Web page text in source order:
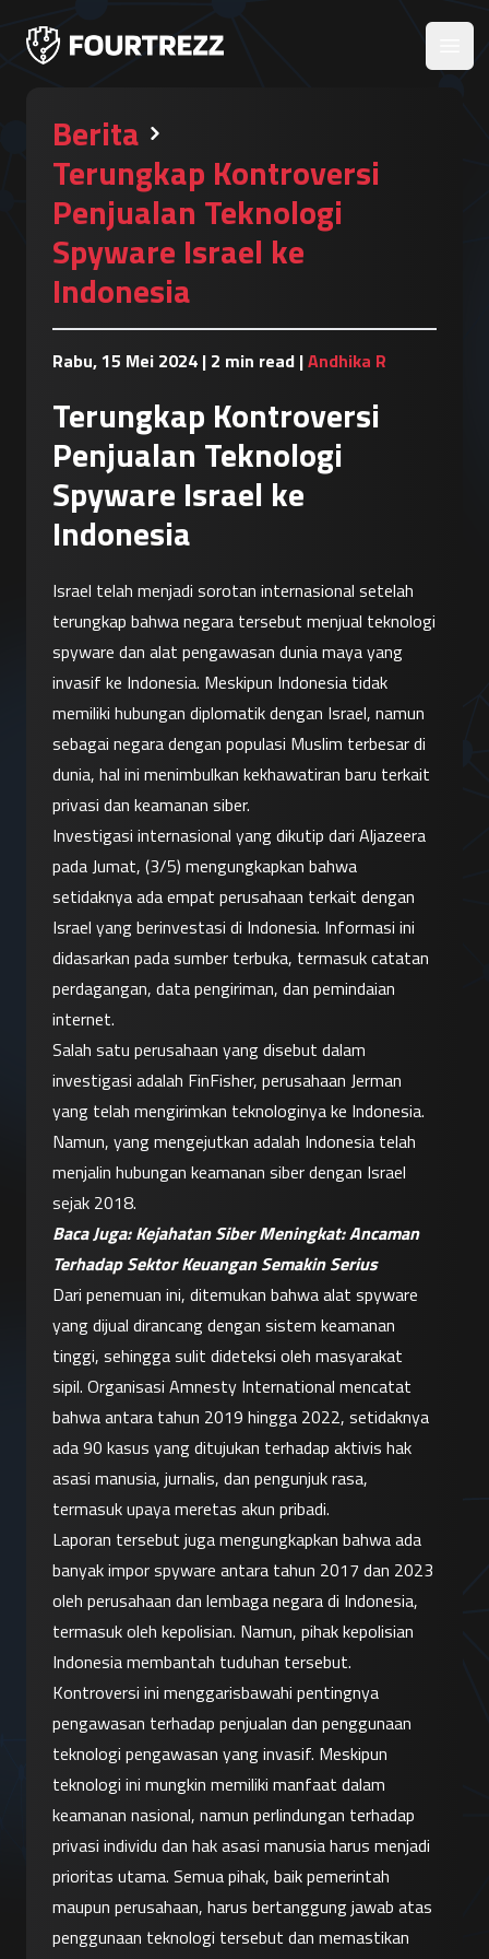
Berita
Terungkap Kontroversi
Penjualan Teknologi
Spyware Israel ke
Indonesia
Rabu, 15 Mei 2024 | 2 min read |Andhika R
Terungkap Kontroversi
Penjualan Teknologi
Spyware Israel ke
Indonesia
Israel telah menjadi sorotan internasional setelah
terungkap bahwa negara tersebut menjual teknologi
spyware dan alat pengawasan dunia maya yang
invasif ke Indonesia. Meskipun Indonesia tidak
memiliki hubungan diplomatik dengan Israel, namun
sebagai negara dengan populasi Muslim terbesar di
dunia, hal ini menimbulkan kekhawatiran baru terkait
privasi dan keamanan siber.
Investigasi internasional yang dikutip dari Aljazeera
pada Jumat, (3/5) mengungkapkan bahwa
setidaknya ada empat perusahaan terkait dengan
Israel yang berinvestasi di Indonesia. Informasi ini
didasarkan pada sumber terbuka, termasuk catatan
perdagangan, data pengiriman, dan pemindaian
internet.
Salah satu perusahaan yang disebut dalam
investigasi adalah FinFisher, perusahaan Jerman
yang telah mengirimkan teknologinya ke Indonesia.
Namun, yang mengejutkan adalah Indonesia telah
menjalin hubungan keamanan siber dengan Israel
sejak 2018.
Baca Juga: Kejahatan Siber Meningkat: Ancaman
Terhadap Sektor Keuangan Semakin Serius
Dari penemuan ini, ditemukan bahwa alat spyware
yang dijual dirancang dengan sistem keamanan
tinggi, sehingga sulit dideteksi oleh masyarakat
sipil. Organisasi Amnesty International mencatat
bahwa antara tahun 2019 hingga 2022, setidaknya
ada 90 kasus yang ditujukan terhadap aktivis hak
asasi manusia, jurnalis, dan pengunjuk rasa,
termasuk upaya meretas akun pribadi.
Laporan tersebut juga mengungkapkan bahwa ada
banyak impor spyware antara tahun 2017 dan 2023
oleh perusahaan dan lembaga negara di Indonesia,
termasuk oleh kepolisian. Namun, pihak kepolisian
Indonesia membantah tuduhan tersebut.
Kontroversi ini menggarisbawahi pentingnya
pengawasan terhadap penjualan dan penggunaan
teknologi pengawasan yang invasif. Meskipun
teknologi ini mungkin memiliki manfaat dalam
keamanan nasional, namun perlindungan terhadap
privasi individu dan hak asasi manusia harus menjadi
prioritas utama. Semua pihak, baik pemerintah
maupun perusahaan, harus bertanggung jawab atas
penggunaan teknologi tersebut dan memastikan